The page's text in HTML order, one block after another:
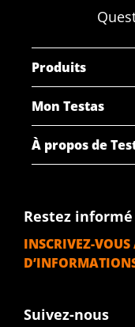
Produits
Mon Testas
À propos de
Restez informé
INSCRIVEZ-VOUS
Suivez-nous